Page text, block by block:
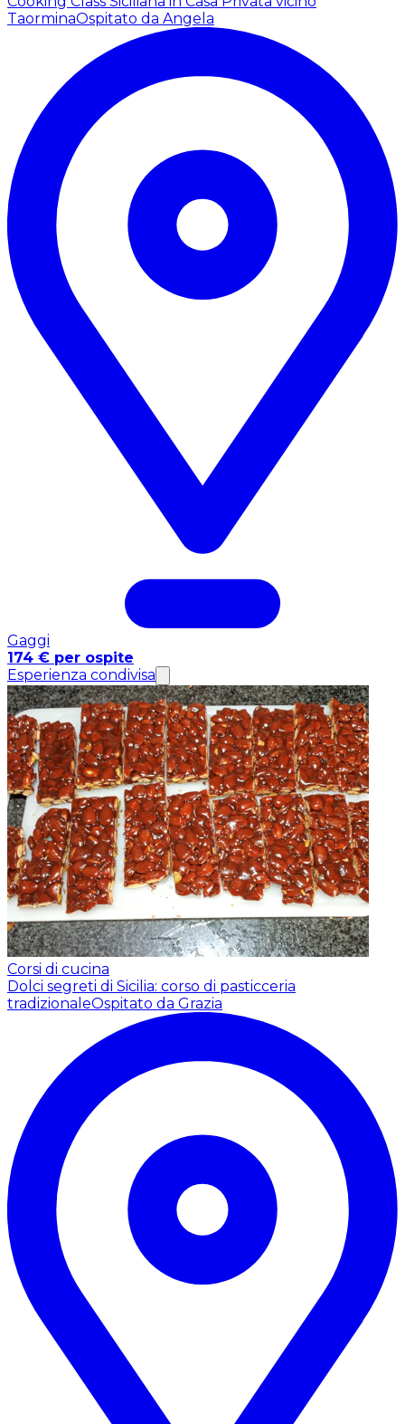
TaorminaOspitato da Angela
Gaggi
174 € per ospite
Esperienza condivisa
Corsi di cucina
Dolci segreti di Sicilia: corso di pasticceria
tradizionaleOspitato da Grazia